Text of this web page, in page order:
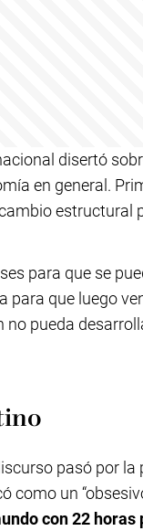
disertó
en general.
estructural
para que se
para que luego
no pueda
pasó por
como un
con 22